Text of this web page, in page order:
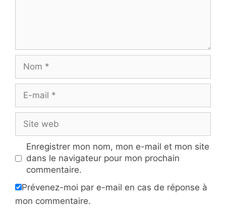
mail
web
Enregistrer mon nom, mon e-mail et mon site
dans le navigateur pour mon prochain
commentaire.
Prévenez-moi par e-mail en cas de réponse à
mon commentaire.